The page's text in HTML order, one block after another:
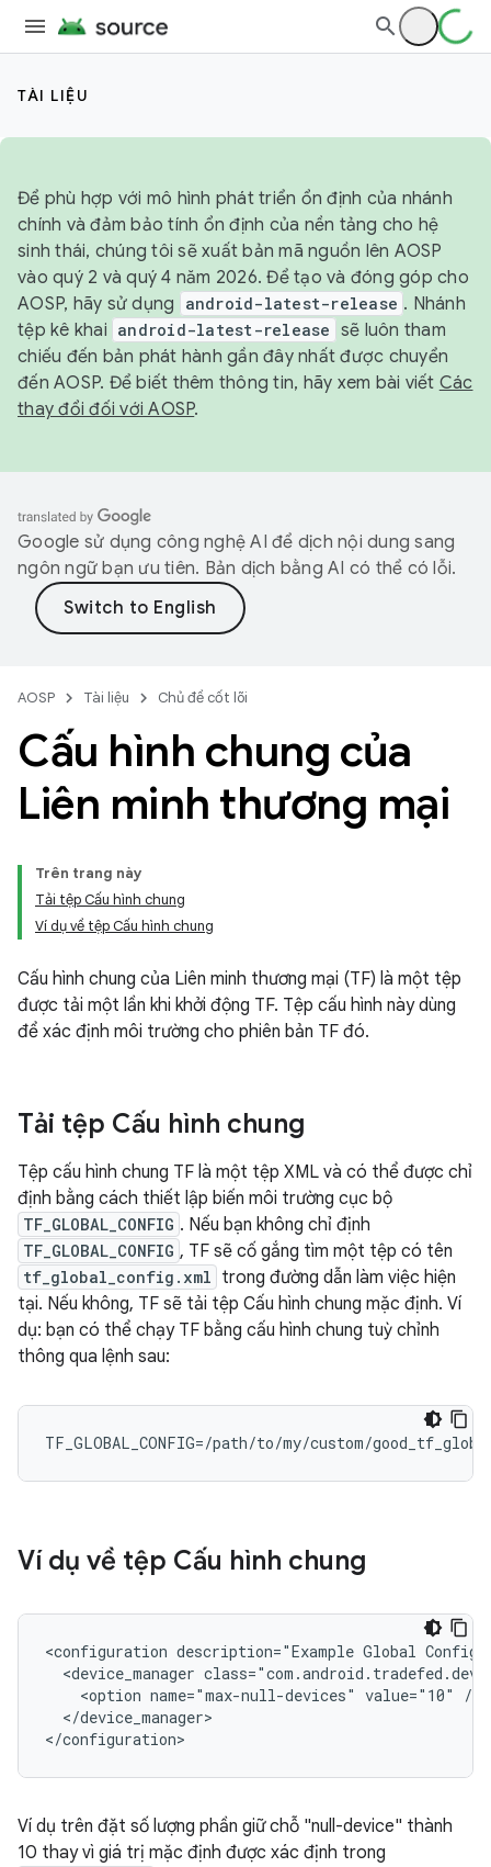
TÀI LIỆU
Để phù hợp với mô hình phát triển ổn định của nhánh
chính và đảm bảo tính ổn định của nền tảng cho hệ
sinh thái, chúng tôi sẽ xuất bản mã nguồn lên AOSP
vào quý 2 và quý 4 năm 2026. Để tạo và đóng góp cho
AOSP, hãy sử dụng
android-latest-release . Nhánh
tệp kê khai android-latest-release sẽ luôn tham
chiếu đến bản phát hành gần đây nhất được chuyển
đến AOSP. Để biết thêm thông tin, hãy xem bài viết Các
thay đổi đối với AOSP.
Google sử dụng công nghệ AI để dịch nội dung sang
ngôn ngữ bạn ưu tiên. Bản dịch bằng AI có thể có lỗi.
AOSP Tài liệu Chủ đề cốt lõi
Cấu hình chung của
Liên minh thương mại
Trên trang này
Tải tệp Cấu hình chung
Ví dụ về tệp Cấu hình chung
Cấu hình chung của Liên minh thương mại (TF) là một tệp
được tải một lần khi khởi động TF. Tệp cấu hình này dùng
để xác định môi trường cho phiên bản TF đó.
Tải tệp Cấu hình chung
Tệp cấu hình chung TF là một tệp XML và có thể được chỉ
định bằng cách thiết lập biến môi trường cục bộ
TF_GLOBAL_CONFIG . Nếu bạn không chỉ định
TF_GLOBAL_CONFIG , TF sẽ cố gắng tìm một tệp có tên
tf_global_config.xml trong đường dẫn làm việc hiện
tại. Nếu không, TF sẽ tải tệp Cấu hình chung mặc định. Ví
dụ: bạn có thể chạy TF bằng cấu hình chung tuỳ chỉnh
thông qua lệnh sau:
TF_GLOBAL_CONFIG=/path/to/my/custom/
Ví dụ về tệp Cấu hình chung
<configuration description="Example Global
<device_manager
    <option name="max-null-devices" value="10" />
  </device_manager>
Ví dụ trên đặt số lượng phần giữ chỗ "null-device" thành
10 thay vì giá trị mặc định được xác định trong